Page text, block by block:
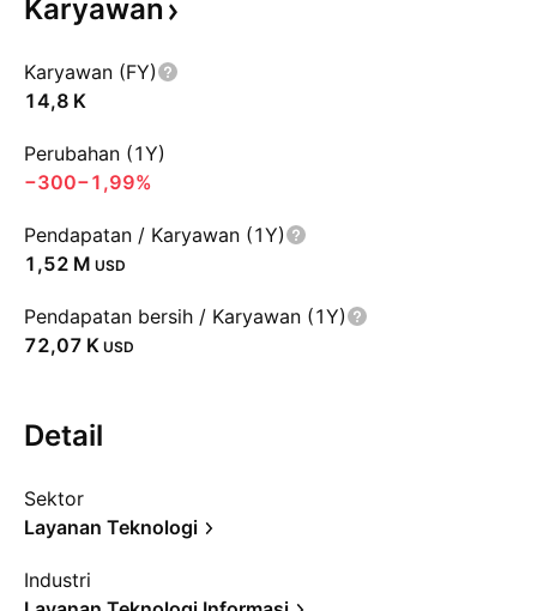
Karyawan
Karyawan (FY)
‪14,8 K‬
Perubahan (1Y)
−300−1,99%
Pendapatan / Karyawan (1Y)
‪1,52 M‬ USD
Pendapatan bersih / Karyawan (1Y)
‪72,07 K‬ USD
Detail
Sektor
Layanan Teknologi
Industri